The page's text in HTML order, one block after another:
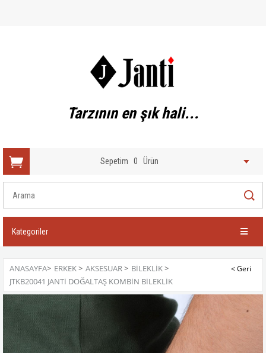
Tarzının en şık hali...
Sepetim 0 Ürün
Kategoriler
ANASAYFA> ERKEK> AKSESUAR> BILEKLIK>
JTKB20041 JANTİ DOĞALTAŞ KOMBİN BİLEKLİK